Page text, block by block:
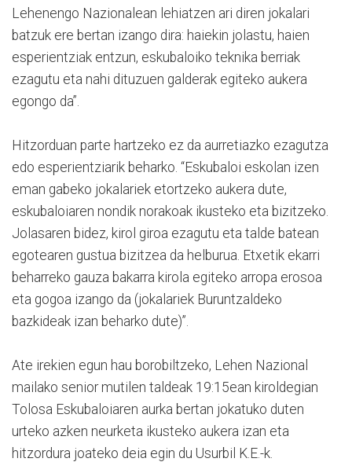
Lehenengo Nazionalean lehiatzen ari diren jokalari
batzuk ere bertan izango dira: haiekin jolastu, haien
esperientziak entzun, eskubaloiko teknika berriak
ezagutu eta nahi dituzuen galderak egiteko aukera
egongo da”.
Hitzorduan parte hartzeko ez da aurretiazko ezagutza
edo esperientziarik beharko. “Eskubaloi eskolan izen
eman gabeko jokalariek etortzeko aukera dute,
eskubaloiaren nondik norakoak ikusteko eta bizitzeko.
Jolasaren bidez, kirol giroa ezagutu eta talde batean
egotearen gustua bizitzea da helburua. Etxetik ekarri
beharreko gauza bakarra kirola egiteko arropa erosoa
eta gogoa izango da (jokalariek Buruntzaldeko
bazkideak izan beharko dute)”.
Ate irekien egun hau borobiltzeko, Lehen Nazional
mailako senior mutilen taldeak 19:15ean kiroldegian
Tolosa Eskubaloiaren aurka bertan jokatuko duten
urteko azken neurketa ikusteko aukera izan eta
hitzordura joateko deia egin du Usurbil K.E.-k.